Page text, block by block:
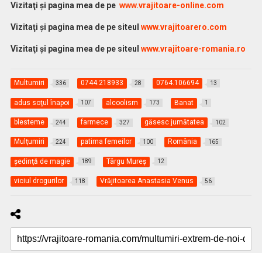
Vizitaţi şi pagina mea de pe www.vrajitoare-online.com
Vizitaţi şi pagina mea de pe siteul www.vrajitoarero.com
Vizitaţi şi pagina mea de pe siteul www.vrajitoare-romania.ro
Multumiri 336 0744.218933 28 0764.106694 13
adus soţul înapoi 107 alcoolism 173 Banat 1
blesteme 244 farmece 327 găsesc jumătatea 102
Mulţumiri 224 patima femeilor 100 România 165
şedinţă de magie 189 Târgu Mureş 12
viciul drogurilor 118 Vrăjitoarea Anastasia Venus 56